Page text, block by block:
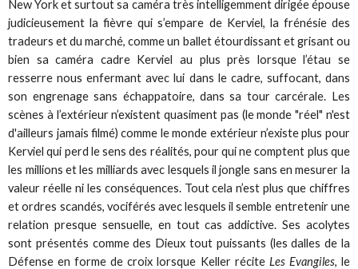
New York et surtout sa caméra très intelligemment dirigée épouse
judicieusement la fièvre qui s’empare de Kerviel, la frénésie des
tradeurs et du marché, comme un ballet étourdissant et grisant ou
bien sa caméra cadre Kerviel au plus près lorsque l’étau se
resserre nous enfermant avec lui dans le cadre, suffocant, dans
son engrenage sans échappatoire, dans sa tour carcérale. Les
scènes à l’extérieur n’existent quasiment pas (le monde "réel" n'est
d'ailleurs jamais filmé) comme le monde extérieur n’existe plus pour
Kerviel qui perd le sens des réalités, pour qui ne comptent plus que
les millions et les milliards avec lesquels il jongle sans en mesurer la
valeur réelle ni les conséquences. Tout cela n’est plus que chiffres
et ordres scandés, vociférés avec lesquels il semble entretenir une
relation presque sensuelle, en tout cas addictive. Ses acolytes
sont présentés comme des Dieux tout puissants (les dalles de la
Défense en forme de croix lorsque Keller récite Les Evangiles, le